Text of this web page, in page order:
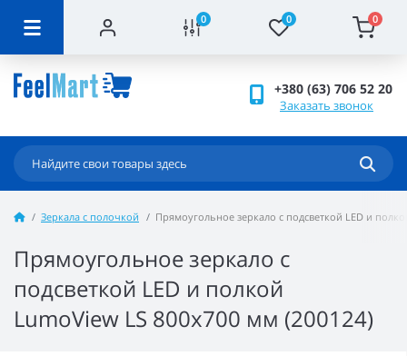
0 0 0
+380 (63) 706 52 20
Заказать звонок
Зеркала с полочкой Прямоугольное зеркало с подсветкой LED и
Прямоугольное зеркало с
подсветкой LED и полкой
LumoView LS 800x700 мм (200124)